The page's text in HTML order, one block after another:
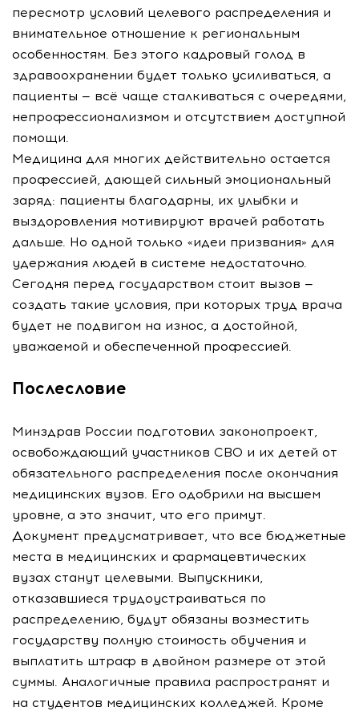
пересмотр условий целевого распределения и
внимательное отношение к региональным
особенностям. Без этого кадровый голод в
здравоохранении будет только усиливаться, а
пациенты — всё чаще сталкиваться с очередями,
непрофессионализмом и отсутствием доступной
помощи.
Медицина для многих действительно остается
профессией, дающей сильный эмоциональный
заряд: пациенты благодарны, их улыбки и
выздоровления мотивируют врачей работать
дальше. Но одной только «идеи призвания» для
удержания людей в системе недостаточно.
Сегодня перед государством стоит вызов —
создать такие условия, при которых труд врача
будет не подвигом на износ, а достойной,
уважаемой и обеспеченной профессией.
Послесловие
Минздрав России подготовил законопроект,
освобождающий участников СВО и их детей от
обязательного распределения после окончания
медицинских вузов. Его одобрили на высшем
уровне, а это значит, что его примут.
Документ предусматривает, что все бюджетные
места в медицинских и фармацевтических
вузах станут целевыми. Выпускники,
отказавшиеся трудоустраиваться по
распределению, будут обязаны возместить
государству полную стоимость обучения и
выплатить штраф в двойном размере от этой
суммы. Аналогичные правила распространят и
на студентов медицинских колледжей. Кроме